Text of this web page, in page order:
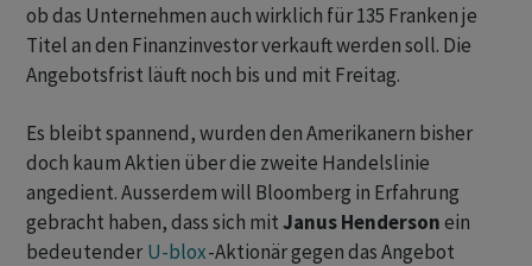
ob das Unternehmen auch wirklich für 135 Franken je
Titel an den Finanzinvestor verkauft werden soll. Die
Angebotsfrist läuft noch bis und mit Freitag.
Es bleibt spannend, wurden den Amerikanern bisher
doch kaum Aktien über die zweite Handelslinie
angedient. Ausserdem will Bloomberg in Erfahrung
gebracht haben, dass sich mitJanus Hendersonein
bedeutender U-blox-Aktionär gegen das Angebot